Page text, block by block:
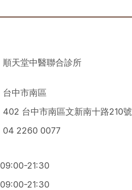
順天堂中醫聯合診所
台中市南區
402 台中市南區文新南十路210號
04 2260 0077
09:00-21:30
09:00-21:30